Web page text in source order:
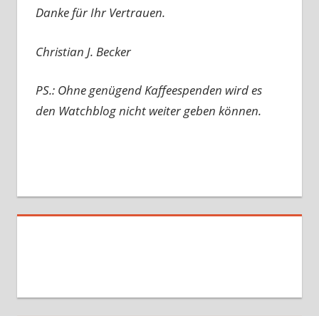
Danke für Ihr Vertrauen.
Christian J. Becker
PS.: Ohne genügend Kaffeespenden wird es
den Watchblog nicht weiter geben können.